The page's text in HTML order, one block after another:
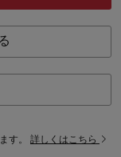
す。 詳しくはこちら